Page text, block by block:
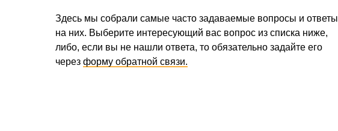
Здесь мы собрали самые часто задаваемые вопросы и ответы
на них. Выберите интересующий вас вопрос из списка ниже,
либо, если вы не нашли ответа, то обязательно задайте его
через форму обратной связи.